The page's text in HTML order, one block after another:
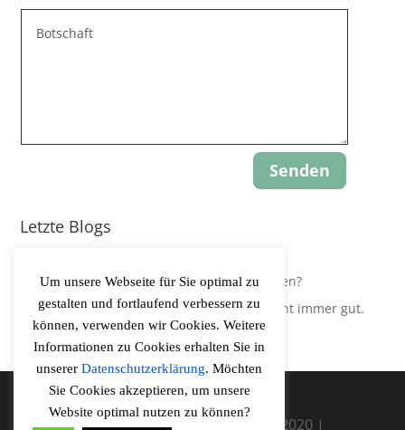
Senden
Letzte Blogs
Leidest Du an Hypokapnie, ohne es zu wissen?
Der Körper regelt Sauerstoffversorgung nicht immer gut.
Vitalitaetscoaching Rureifel ©2020 |
Um unsere Webseite für Sie optimal zu
gestalten und fortlaufend verbessern zu
können, verwenden wir Cookies. Weitere
Informationen zu Cookies erhalten Sie in
unserer Datenschutzerklärung. Möchten
Sie Cookies akzeptieren, um unsere
Website optimal nutzen zu können?